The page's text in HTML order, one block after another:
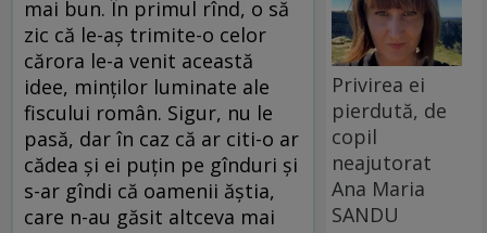
mai bun. În primul rînd, o să
zic că le-aș trimite-o celor
cărora le-a venit această
idee, minților luminate ale
fiscului român. Sigur, nu le
pasă, dar în caz că ar citi-o ar
cădea și ei puțin pe gînduri și
s-ar gîndi că oamenii ăștia,
care n-au găsit altceva mai
Privirea ei
pierdută, de
copil
neajutorat
Ana Maria
SANDU